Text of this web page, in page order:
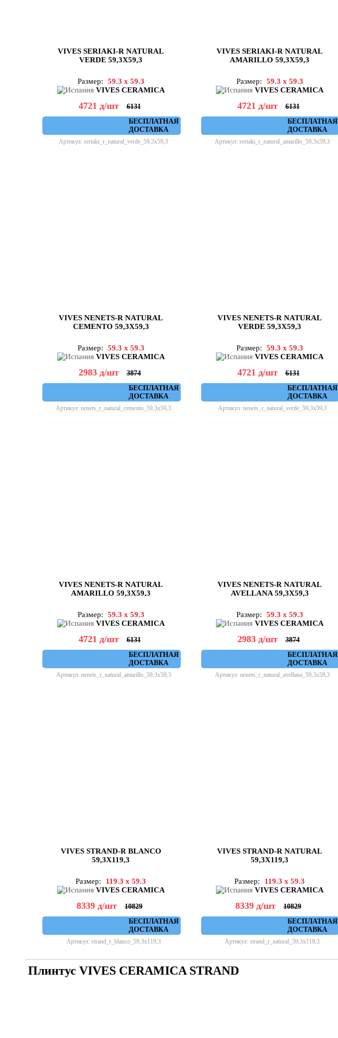
VIVES SERIAKI-R NATURAL
VERDE 59,3X59,3
Размер:
59.3 x 59.3
VIVES CERAMICA
4721 д/шт
6131
БЕСПЛАТНАЯ
ДОСТАВКА
Артикул: seriaki_r_natural_verde_59,3x59,3
VIVES SERIAKI-R NATURAL
AMARILLO 59,3X59,3
Размер:
59.3 x 59.3
VIVES CERAMICA
4721 д/шт
6131
БЕСПЛАТНАЯ
ДОСТАВКА
Артикул: seriaki_r_natural_amarillo_59,3x59,3
VIVES NENETS-R NATURAL
CEMENTO 59,3X59,3
Размер:
59.3 x 59.3
VIVES CERAMICA
2983 д/шт
3874
БЕСПЛАТНАЯ
ДОСТАВКА
Артикул: nenets_r_natural_cemento_59,3x59,3
VIVES NENETS-R NATURAL
VERDE 59,3X59,3
Размер:
59.3 x 59.3
VIVES CERAMICA
4721 д/шт
6131
БЕСПЛАТНАЯ
ДОСТАВКА
Артикул: nenets_r_natural_verde_59,3x59,3
VIVES NENETS-R NATURAL
AMARILLO 59,3X59,3
Размер:
59.3 x 59.3
VIVES CERAMICA
4721 д/шт
6131
БЕСПЛАТНАЯ
ДОСТАВКА
Артикул: nenets_r_natural_amarillo_59,3x59,3
VIVES NENETS-R NATURAL
AVELLANA 59,3X59,3
Размер:
59.3 x 59.3
VIVES CERAMICA
2983 д/шт
3874
БЕСПЛАТНАЯ
ДОСТАВКА
Артикул: nenets_r_natural_avellana_59,3x59,3
VIVES STRAND-R BLANCO
59,3X119,3
Размер:
119.3 x 59.3
VIVES CERAMICA
8339 д/шт
10829
БЕСПЛАТНАЯ
ДОСТАВКА
Артикул: strand_r_blanco_59,3x119,3
VIVES STRAND-R NATURAL
59,3X119,3
Размер:
119.3 x 59.3
VIVES CERAMICA
8339 д/шт
10829
БЕСПЛАТНАЯ
ДОСТАВКА
Артикул: strand_r_natural_59,3x119,3
Плинтус VIVES CERAMICA STRAND